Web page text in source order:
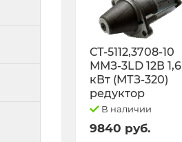
СТ-5112,3708-10
ММЗ-3LD 12В 1,6
кВт (МТЗ-320)
редуктор
В наличии
9840 руб.